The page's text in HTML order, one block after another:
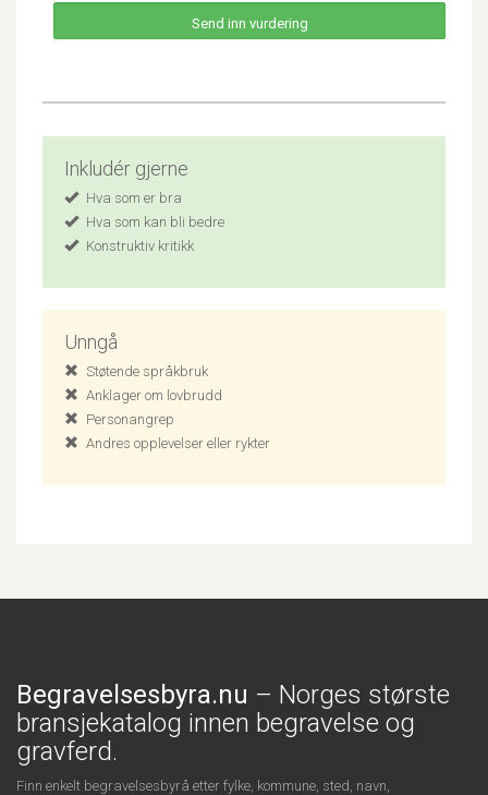
Inkludér gjerne
Hva som er bra
Hva som kan bli bedre
Konstruktiv kritikk
Unngå
Støtende språkbruk
Anklager om lovbrudd
Personangrep
Andres opplevelser eller rykter
Begravelsesbyra.nu – Norges største
bransjekatalog innen begravelse og
gravferd.
Finn enkelt begravelsesbyrå etter fylke, kommune, sted, navn,